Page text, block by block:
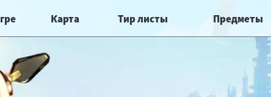
Карта Тир листы Предметы